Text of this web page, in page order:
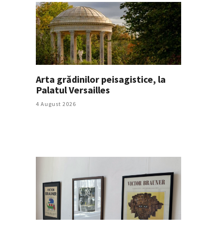
Arta grădinilor peisagistice, la
Palatul Versailles
4 August 2026